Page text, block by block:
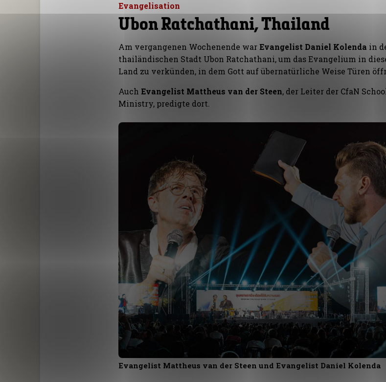
Evangelisation
Ubon Ratchathani, Thailand
Am vergangenen Wochenende warEvangelist Daniel Kolenda in
thailändischen Stadt Ubon Ratchathani, um das Evangelium in
Land zu verkünden, in dem Gott auf übernatürliche Weise Türen
Auch Evangelist Mattheus van der Steen, der Leiter der CfaN
Ministry, predigte dort.
Evangelist Mattheus van der Steen und Evangelist Daniel Kolenda